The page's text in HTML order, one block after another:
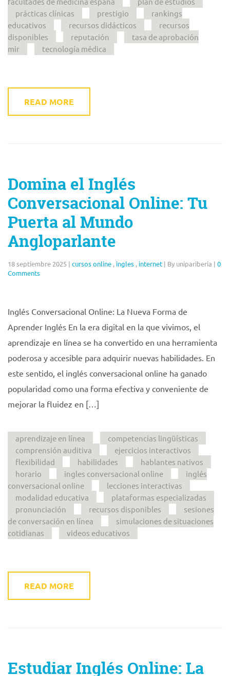
prácticas clínicas
prestigio
rankings
educativos
recursos didácticos
recursos
disponibles
reputación
tasa de aprobación
mir
tecnología médica
READ MORE
Domina el Inglés
Conversacional Online: Tu
Puerta al Mundo
Angloparlante
18 septiembre 2025 | cursos online , ingles , internet | By unipariberia | 0
Comments
Inglés Conversacional Online: La Nueva Forma de
Aprender Inglés En la era digital en la que vivimos, el
aprendizaje en línea se ha convertido en una herramienta
poderosa y accesible para adquirir nuevas habilidades. En
este sentido, el inglés conversacional online ha ganado
popularidad como una forma efectiva y conveniente de
mejorar la fluidez en […]
aprendizaje en línea
competencias lingüísticas
comprensión auditiva
ejercicios interactivos
flexibilidad
habilidades
hablantes nativos
horario
ingles conversacional online
inglés
conversacional online
lecciones interactivas
modalidad educativa
plataformas especializadas
pronunciación
recursos disponibles
sesiones
de conversación en línea
simulaciones de situaciones
cotidianas
videos educativos
READ MORE
Estudiar Inglés Online: La